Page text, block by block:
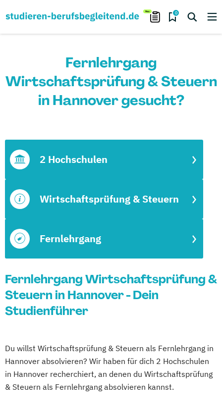
0
Fernlehrgang
Wirtschaftsprüfung & Steuern
in Hannover gesucht?
Fernlehrgang
Wirtschaftsprüfung & Steuern
2 Hochschulen
Fernlehrgang Wirtschaftsprüfung &
Steuern in Hannover - Dein
Studienführer
Du willst Wirtschaftsprüfung & Steuern als Fernlehrgang in
Hannover absolvieren? Wir haben für dich 2 Hochschulen
in Hannover recherchiert, an denen du Wirtschaftsprüfung
& Steuern als Fernlehrgang absolvieren kannst.